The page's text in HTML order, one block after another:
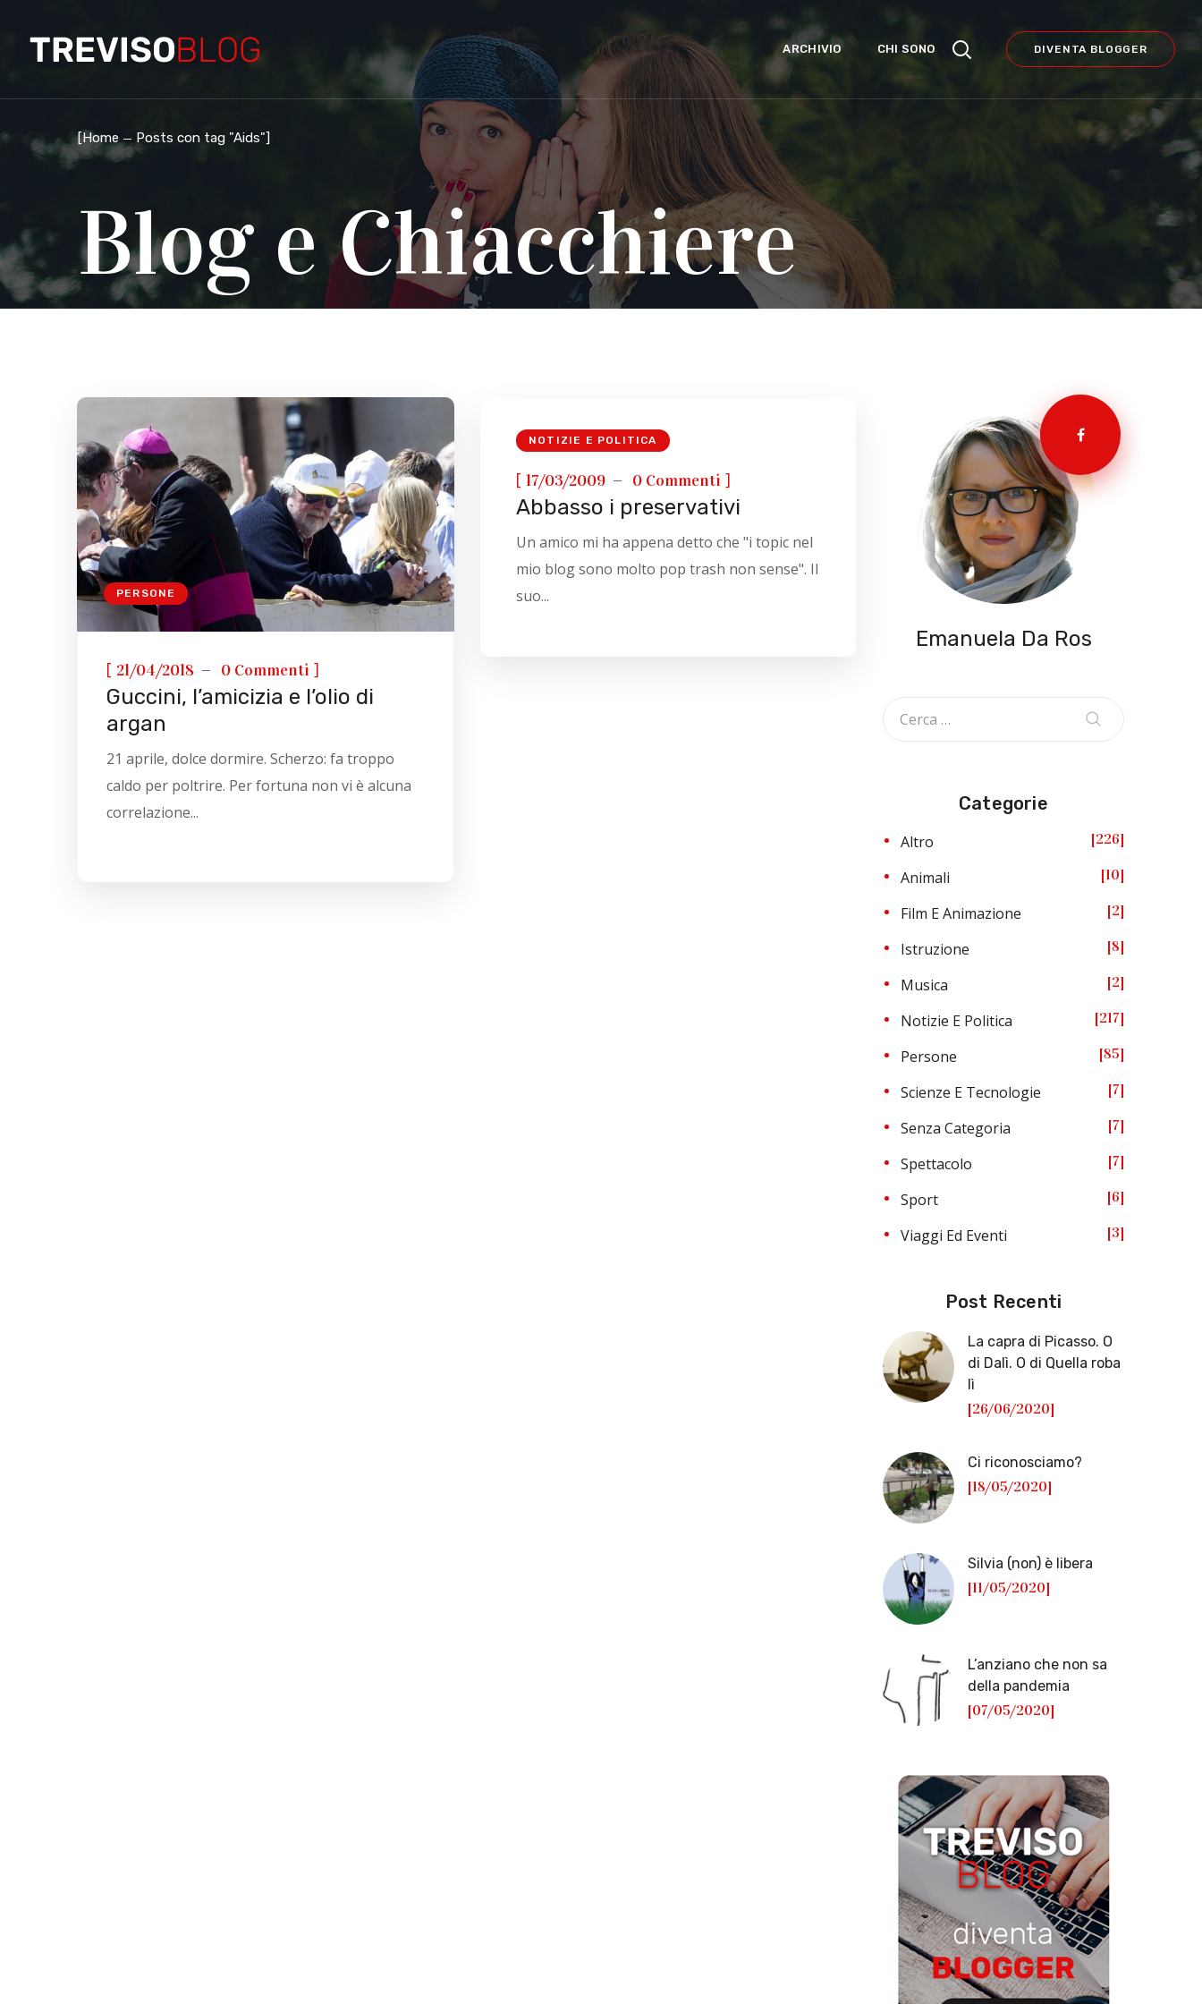
ARCHIVIO CHI SONO DIVENTA BLOGGER
[Home Posts con tag "Aids"]
Blog e Chiacchiere
PERSONE
[ 21/04/2018 0 Commenti ]
Guccini, l’amicizia e l’olio di
argan
21 aprile, dolce dormire. Scherzo: fa troppo
caldo per poltrire. Per fortuna non vi è alcuna
correlazione...
NOTIZIE E POLITICA
[ 17/03/2009 0 Commenti ]
Abbasso i preservativi
Un amico mi ha appena detto che "i topic nel
mio blog sono molto pop trash non sense". Il
suo...
Emanuela Da Ros
Categorie
Altro 226
Animali 10
Film E Animazione 2
Istruzione 8
Musica 2
Notizie E Politica 217
Persone 85
Scienze E Tecnologie 7
Senza Categoria 7
Spettacolo 7
Sport 6
Viaggi Ed Eventi 3
Post Recenti
La capra di Picasso. O
di Dalì. O di Quella roba
lì
[26/06/2020]
Ci riconosciamo?
[18/05/2020]
Silvia (non) è libera
[11/05/2020]
L’anziano che non sa
della pandemia
[07/05/2020]